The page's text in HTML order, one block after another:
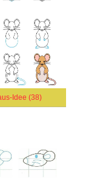
Idee (38)